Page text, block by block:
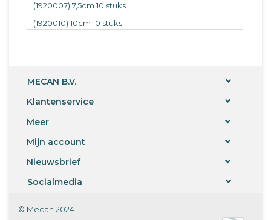
(1920007) 7,5cm 10 stuks
(1920010) 10cm 10 stuks
(1920035) 35cm per stuk
(1920040) 40cm per stuk
MECAN B.V.
Klantenservice
Meer
Mijn account
Nieuwsbrief
Socialmedia